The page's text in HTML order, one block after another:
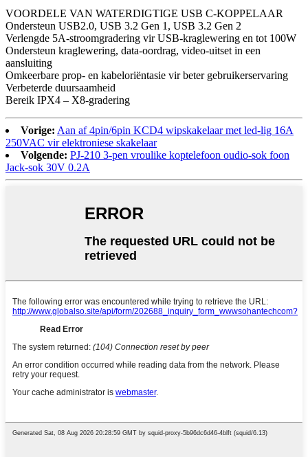
VOORDELE VAN WATERDIGTIGE USB C-KOPPELAAR
Ondersteun USB2.0, USB 3.2 Gen 1, USB 3.2 Gen 2
Verlengde 5A-stroomgradering vir USB-kraglewering en tot 100W
Ondersteun kraglewering, data-oordrag, video-uitset in een
aansluiting
Omkeerbare prop- en kabeloriëntasie vir beter gebruikerservaring
Verbeterde duursaamheid
Bereik IPX4 – X8-gradering
Vorige: Aan af 4pin/6pin KCD4 wipskakelaar met led-lig 16A
250VAC vir elektroniese skakelaar
Volgende: PJ-210 3-pen vroulike koptelefoon oudio-sok foon
Jack-sok 30V 0.2A